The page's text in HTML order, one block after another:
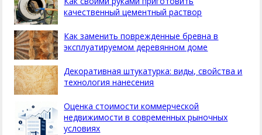
качественный цементный раствор
Как заменить поврежденные бревна в
эксплуатируемом деревянном доме
Декоративная штукатурка: виды, свойства и
технология нанесения
Оценка стоимости коммерческой
недвижимости в современных рыночных
условиях